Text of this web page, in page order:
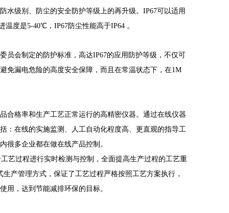
水级别、防尘的安全防护等级上的再升级。 IP67可以适用
温度是5-40℃， IP67防尘性能高于IP64 。
员会制定的防护标准，高达IP67的应用防护等级，不仅可
免漏电危险的高度安全保障，而且在常温状态下，在1M
合格率和生产工艺正常运行的高精密仪器。通过在线仪器
：在线的实施监测、人工自动化程度高、更直观的指导工
很多企业都在做在线产品控制。
艺过程进行实时检测与控制，全面提高生产过程的工艺重
产管理方式，保证了工艺过程严格按照工艺方案执行，
用，达到节能减排环保的目标。